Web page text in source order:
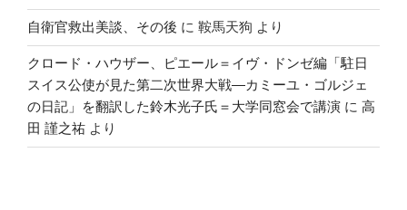
自衛官救出美談、その後 に 鞍馬天狗 より
クロード・ハウザー、ピエール＝イヴ・ドンゼ編「駐日
スイス公使が見た第二次世界大戦―カミーユ・ゴルジェ
の日記」を翻訳した鈴木光子氏＝大学同窓会で講演 に 高
田 謹之祐 より